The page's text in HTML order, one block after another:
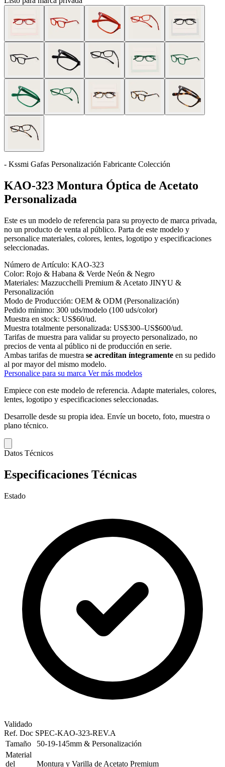
- Kssmi Gafas Personalización Fabricante Colección
KAO-323 Montura Óptica de Acetato
Personalizada
Este es un modelo de referencia para su proyecto de marca privada,
no un producto de venta al público. Parta de este modelo y
personalice materiales, colores, lentes, logotipo y especificaciones
seleccionadas.
Número de Artículo: KAO-323
Color: Rojo & Habana & Verde Neón & Negro
Materiales: Mazzucchelli Premium & Acetato JINYU &
Personalización
Modo de Producción: OEM & ODM (Personalización)
Pedido mínimo: 300 uds/modelo (100 uds/color)
Muestra en stock: US$60/ud.
Muestra totalmente personalizada: US$300–US$600/ud.
Tarifas de muestra para validar su proyecto personalizado, no
precios de venta al público ni de producción en serie.
Ambas tarifas de muestra se acreditan íntegramente en su pedido
al por mayor del mismo modelo.
Personalice para su marca Ver más modelos
Empiece con este modelo de referencia. Adapte materiales, colores,
lentes, logotipo y especificaciones seleccionadas.
Desarrolle desde su propia idea. Envíe un boceto, foto, muestra o
plano técnico.
Datos Técnicos
Especificaciones Técnicas
Estado
Validado
Ref. Doc SPEC-KAO-323-REV.A
Tamaño
50-19-145mm & Personalización
Material
del
Montura y Varilla de Acetato Premium